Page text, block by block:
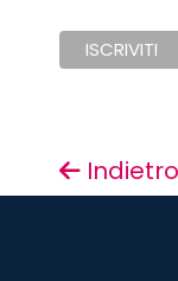
Indietro